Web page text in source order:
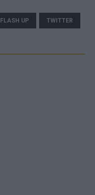
FLASH UP TWITTER